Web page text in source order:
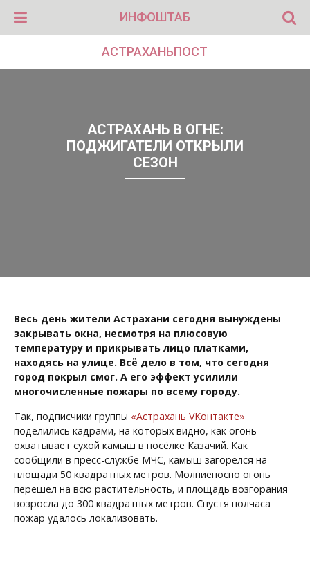
ИНФОШТАБ
АСТРАХАНЬПОСТ
АСТРАХАНЬ В ОГНЕ:
ПОДЖИГАТЕЛИ ОТКРЫЛИ
СЕЗОН
Весь день жители Астрахани сегодня вынуждены
закрывать окна, несмотря на плюсовую
температуру и прикрывать лицо платками,
находясь на улице. Всё дело в том, что сегодня
город покрыл смог. А его эффект усилили
многочисленные пожары по всему городу.
Так, подписчики группы «Астрахань VKонтакте»
поделились кадрами, на которых видно, как огонь
охватывает сухой камыш в посёлке Казачий. Как
сообщили в пресс-службе МЧС, камыш загорелся на
площади 50 квадратных метров. Молниеносно огонь
перешёл на всю растительность, и площадь возгорания
возросла до 300 квадратных метров. Спустя полчаса
пожар удалось локализовать.